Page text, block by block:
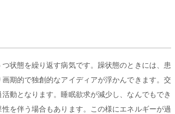
状態を繰り返す病気です。躁状態のときには、患
期的で独創的なアイディアが浮かんできます。交
動となります。睡眠欲求が減少し、なんでもでき
を伴う場合もあります。この様にエネルギーが過